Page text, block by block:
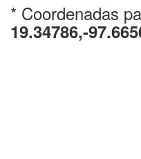
* Coordenadas
19.34786,-